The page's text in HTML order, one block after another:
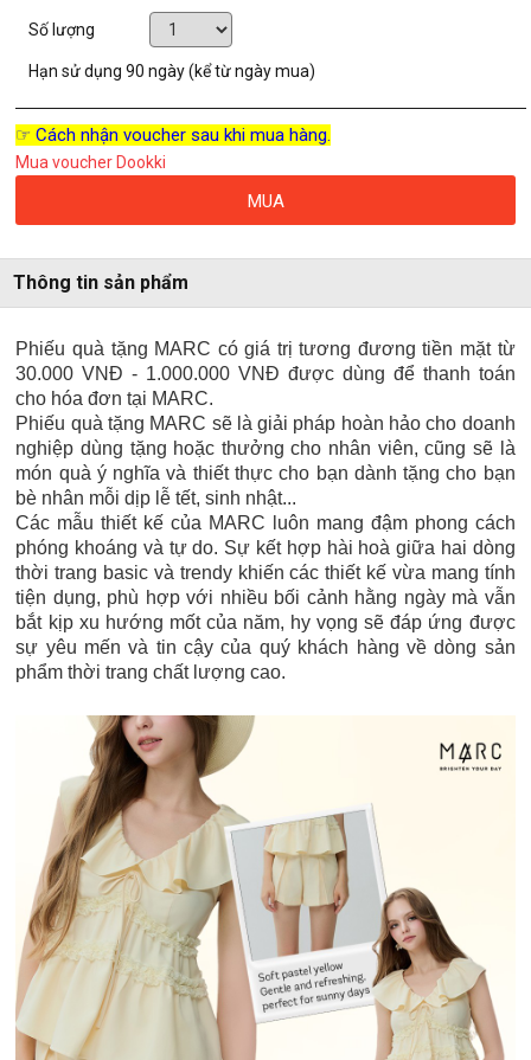
Số lượng
Hạn sử dụng90 ngày (kể từ ngày mua)
☞ Cách nhận voucher sau khi mua hàng.
Mua voucher Dookki
MUA
Thông tin sản phẩm
Phiếu quà tặng MARC có giá trị tương đương tiền mặt từ
30.000 VNĐ - 1.000.000 VNĐ được dùng để thanh toán
cho hóa đơn tại MARC.
Phiếu quà tặng MARC sẽ là giải pháp hoàn hảo cho doanh
nghiệp dùng tặng hoặc thưởng cho nhân viên, cũng sẽ là
món quà ý nghĩa và thiết thực cho bạn dành tặng cho bạn
bè nhân mỗi dịp lễ tết, sinh nhật...
Các mẫu thiết kế của MARC luôn mang đậm phong cách
phóng khoáng và tự do. Sự kết hợp hài hoà giữa hai dòng
thời trang basic và trendy khiến các thiết kế vừa mang tính
tiện dụng, phù hợp với nhiều bối cảnh hằng ngày mà vẫn
bắt kịp xu hướng mốt của năm, hy vọng sẽ đáp ứng được
sự yêu mến và tin cậy của quý khách hàng về dòng sản
phẩm thời trang chất lượng cao.